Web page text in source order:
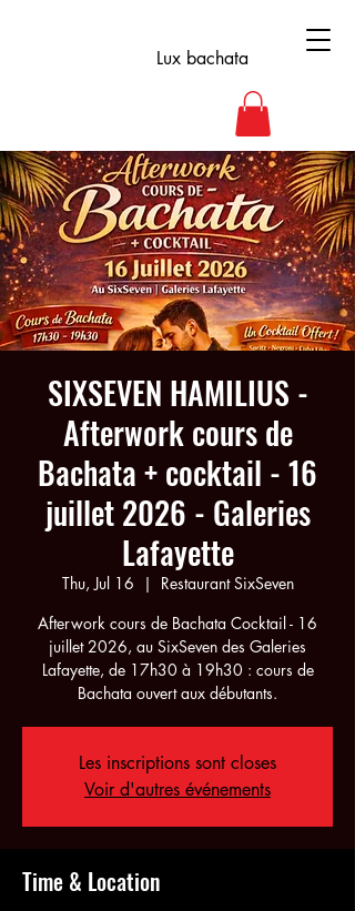
Lux bachata
SIXSEVEN HAMILIUS -
Afterwork cours de
Bachata + cocktail - 16
juillet 2026 - Galeries
Lafayette
Thu, Jul 16
  |
Restaurant SixSeven
Afterwork cours de Bachata Cocktail - 16
juillet 2026, au SixSeven des Galeries
Lafayette, de 17h30 à 19h30 : cours de
Bachata ouvert aux débutants.
Les inscriptions sont closes
Voir d'autres événements
Time & Location